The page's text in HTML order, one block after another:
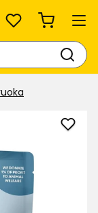
Suosikit
Lisää